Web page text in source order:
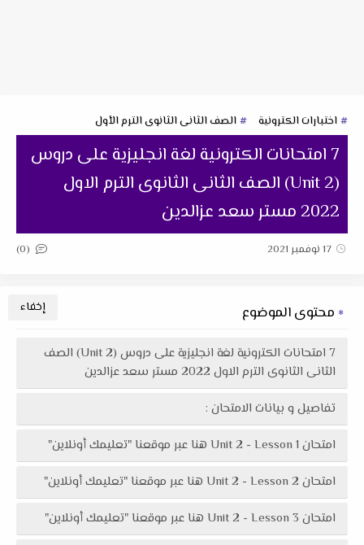
اختبارات الكترونية الصف الثانى الثانوى الترم الأول
7 امتحانات الكترونية لغة انجليزية على دروس
(Unit 2) الصف الثانى الثانوى الترم الاول
2022 مستر سعد عزالدين
17 نوفمبر 2021 (0)
محتوى الموضوع
7 امتحانات الكترونية لغة انجليزية على دروس (Unit 2) الصف
الثانى الثانوى الترم الاول 2022 مستر سعد عزالدين
تفاصيل و بيانات الامتحان :
امتحان Unit 2 - Lesson 1 هنا عبر موقعنا "تعليمك أونلاين"
امتحان Unit 2 - Lesson 2 هنا عبر موقعنا "تعليمك أونلاين"
امتحان Unit 2 - Lesson 3 هنا عبر موقعنا "تعليمك أونلاين"